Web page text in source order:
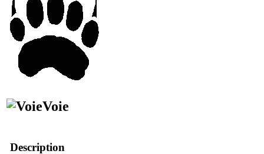
Voie
Description